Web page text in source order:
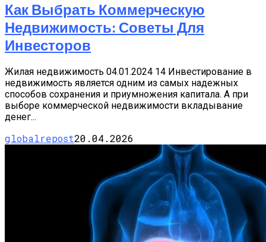
Как Выбрать Коммерческую
Недвижимость: Советы Для
Инвесторов
Жилая недвижимость 04.01.2024 14 Инвестирование в
недвижимость является одним из самых надежных
способов сохранения и приумножения капитала. А при
выборе коммерческой недвижимости вкладывание
денег...
globalrepost20.04.2026